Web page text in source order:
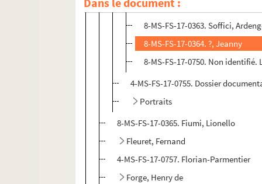
8-MS-FS-17-0362. Picasso, Pablo
8-MS-FS-17-0363. Soffici,
8-MS-FS-17-0364. ?, Jeanny
8-MS-FS-17-0750. Non identifié.
4-MS-FS-17-0755. Dossier
Portraits
8-MS-FS-17-0365. Fiumi, Lionello
Fleuret, Fernand
4-MS-FS-17-0757. Florian-Parmentier
Forge, Henry de